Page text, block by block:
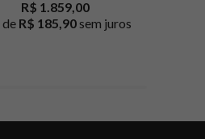
R$ 1.859,00
de R$ 185,90sem juros